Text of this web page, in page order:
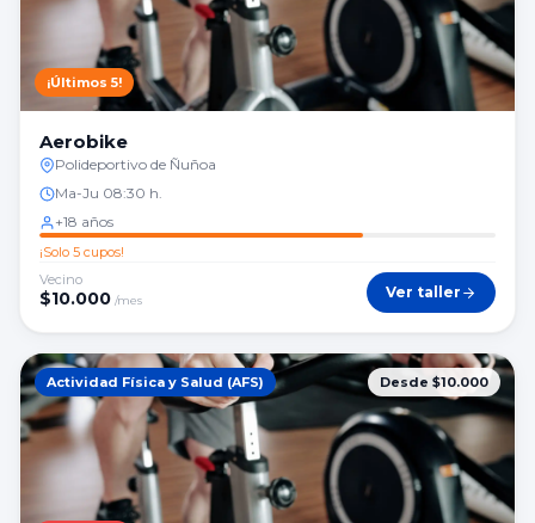
¡Últimos 5!
Aerobike
Polideportivo de Ñuñoa
Ma-Ju 08:30 h.
+18 años
¡Solo 5 cupos!
Vecino
$10.000 /mes Ver taller
Actividad Física y Salud (AFS) Desde $10.000